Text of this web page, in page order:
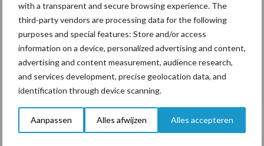
with a transparent and secure browsing experience. The
third-party vendors are processing data for the following
purposes and special features: Store and/or access
information on a device, personalized advertising and content,
advertising and content measurement, audience research,
and services development, precise geolocation data, and
identification through device scanning.
Aanpassen Alles afwijzen Alles accepteren
revolutio
naire
stap in
vergroe
ning van
stikstof
bemesting